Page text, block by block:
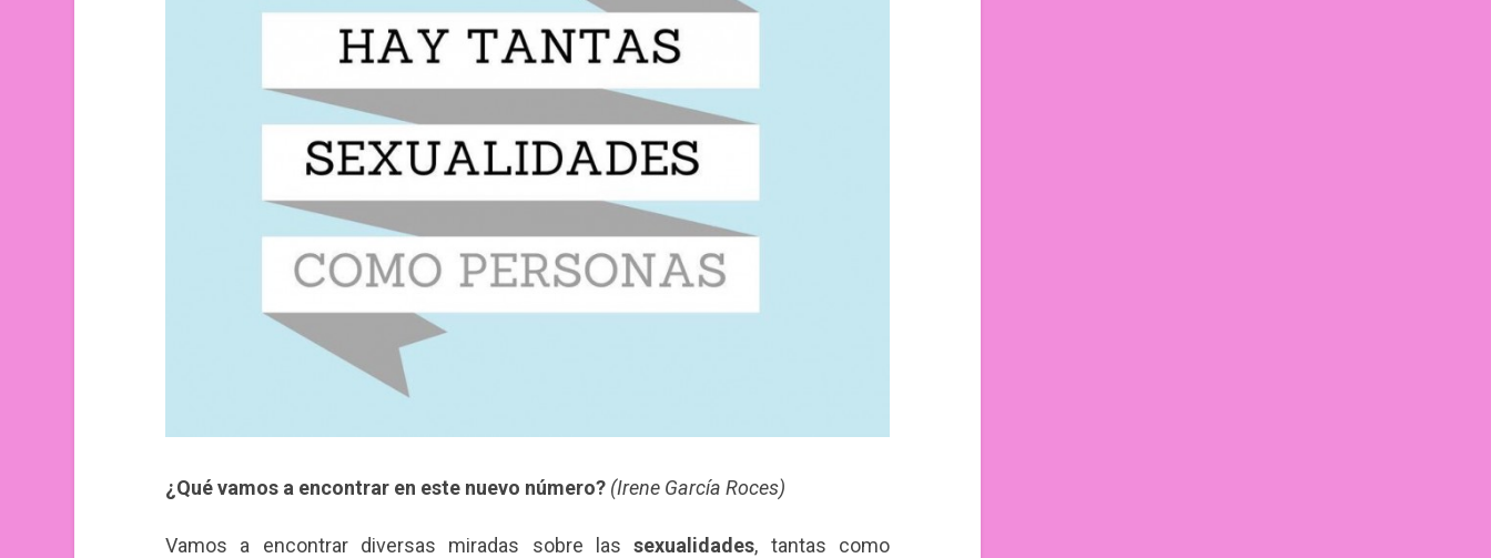
¿Qué vamos a encontrar en este nuevo número? (Irene García Roces)
Vamos a encontrar diversas miradas sobre lassexualidades, tantas como